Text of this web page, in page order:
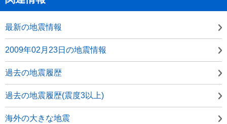
最新の地震情報
2009年02月23日の地震情報
過去の地震履歴
過去の地震履歴(震度3以上)
海外の大きな地震